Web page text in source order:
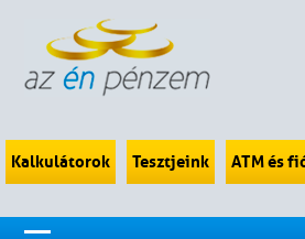
Kalkulátorok Tesztjeink ATM és